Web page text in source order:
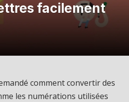
facilement
comment convertir des
les numérations utilisées